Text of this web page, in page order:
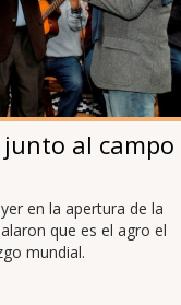
junto al campo
en la apertura de la
que es el agro el
mundial.